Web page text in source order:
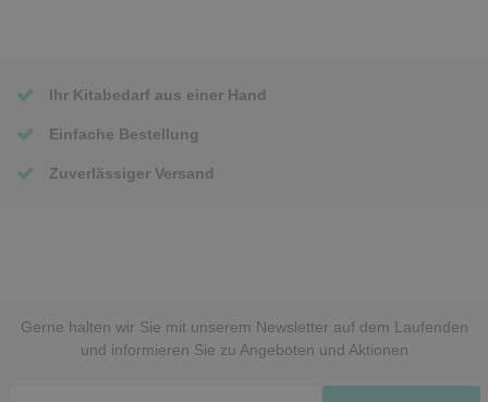
Ihr Kitabedarf aus einer Hand
Einfache Bestellung
Zuverlässiger Versand
Gerne halten wir Sie mit unserem Newsletter auf dem Laufenden
und informieren Sie zu Angeboten und Aktionen